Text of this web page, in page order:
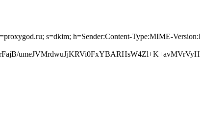
s=dkim; h=Sender:Content-Type:MIME-